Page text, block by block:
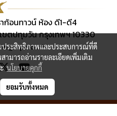
ก้อนทาวน์ ห้อง ดี1-ดี4
ขตปทุมวัน กรุงเทพฯ 10330
ประสิทธิภาพและประสบการณ์ที่ดี
ามารถอ่านรายละเอียดเพิ่มเติม
ะนโยบายคุกกี้
ยอมรับทั้งหมด